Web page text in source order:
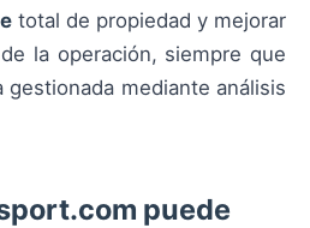
total de propiedad y mejorar
la operación, siempre que
gestionada mediante análisis
puede